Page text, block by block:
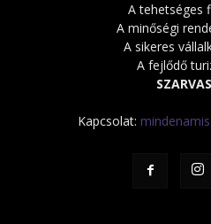
A tehetséges
A minőségi
A sikeres
A fejlődő
Kapcsolat: